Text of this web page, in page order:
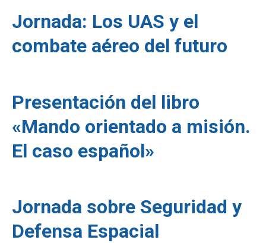
Jornada: Los UAS y el
combate aéreo del futuro
Presentación del libro
«Mando orientado a misión.
El caso español»
Jornada sobre Seguridad y
Defensa Espacial